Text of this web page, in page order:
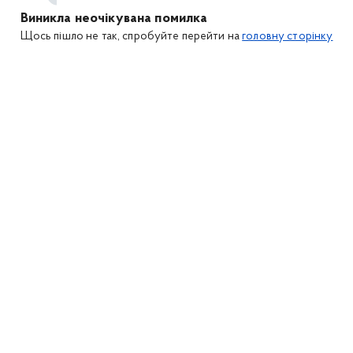
Виникла неочікувана помилка
Щось пішло не так, спробуйте перейти наголовну сторінку